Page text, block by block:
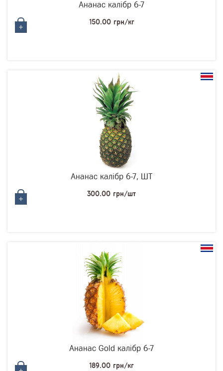
Ананаc калібр 6-7
150.00 грн/кг
Ананаc калібр 6-7, ШТ
300.00 грн/шт
Ананас Gold калібр 6-7
189.00 грн/кг